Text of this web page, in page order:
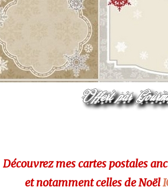
Découvrez mes cartes postales
et notamment celles de Noël